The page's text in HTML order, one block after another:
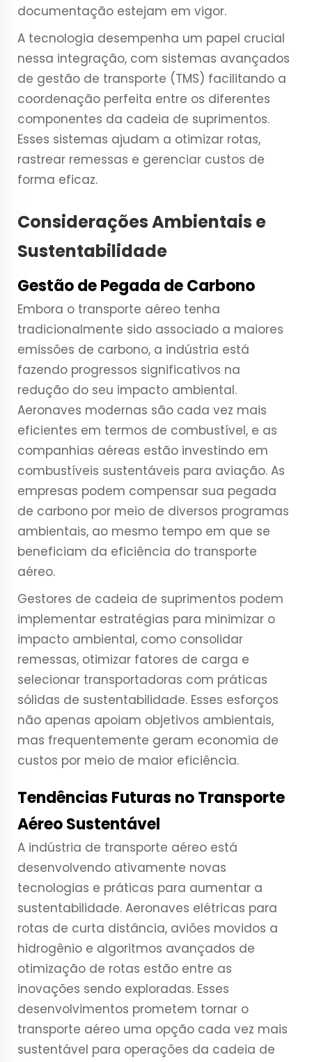
documentação estejam em vigor.
A tecnologia desempenha um papel crucial
nessa integração, com sistemas avançados
de gestão de transporte (TMS) facilitando a
coordenação perfeita entre os diferentes
componentes da cadeia de suprimentos.
Esses sistemas ajudam a otimizar rotas,
rastrear remessas e gerenciar custos de
forma eficaz.
Considerações Ambientais e
Sustentabilidade
Gestão de Pegada de Carbono
Embora o transporte aéreo tenha
tradicionalmente sido associado a maiores
emissões de carbono, a indústria está
fazendo progressos significativos na
redução do seu impacto ambiental.
Aeronaves modernas são cada vez mais
eficientes em termos de combustível, e as
companhias aéreas estão investindo em
combustíveis sustentáveis para aviação. As
empresas podem compensar sua pegada
de carbono por meio de diversos programas
ambientais, ao mesmo tempo em que se
beneficiam da eficiência do transporte
aéreo.
Gestores de cadeia de suprimentos podem
implementar estratégias para minimizar o
impacto ambiental, como consolidar
remessas, otimizar fatores de carga e
selecionar transportadoras com práticas
sólidas de sustentabilidade. Esses esforços
não apenas apoiam objetivos ambientais,
mas frequentemente geram economia de
custos por meio de maior eficiência.
Tendências Futuras no Transporte
Aéreo Sustentável
A indústria de transporte aéreo está
desenvolvendo ativamente novas
tecnologias e práticas para aumentar a
sustentabilidade. Aeronaves elétricas para
rotas de curta distância, aviões movidos a
hidrogênio e algoritmos avançados de
otimização de rotas estão entre as
inovações sendo exploradas. Esses
desenvolvimentos prometem tornar o
transporte aéreo uma opção cada vez mais
sustentável para operações da cadeia de